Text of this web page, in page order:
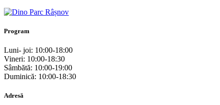
Program
Luni- joi: 10:00-18:00
Vineri: 10:00-18:30
Sâmbătă: 10:00-19:00
Duminică: 10:00-18:30
Adresă